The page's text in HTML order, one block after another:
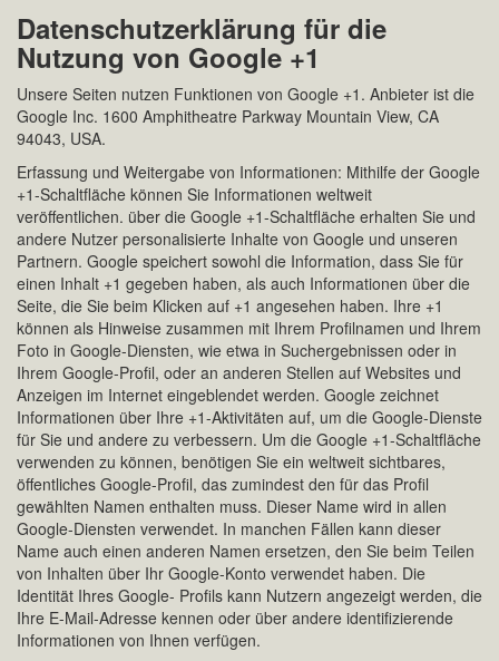
Datenschutzerklärung für die
Nutzung von Google +1
Unsere Seiten nutzen Funktionen von Google +1. Anbieter ist die
Google Inc. 1600 Amphitheatre Parkway Mountain View, CA
94043, USA.
Erfassung und Weitergabe von Informationen: Mithilfe der Google
+1-Schaltfläche können Sie Informationen weltweit
veröffentlichen. über die Google +1-Schaltfläche erhalten Sie und
andere Nutzer personalisierte Inhalte von Google und unseren
Partnern. Google speichert sowohl die Information, dass Sie für
einen Inhalt +1 gegeben haben, als auch Informationen über die
Seite, die Sie beim Klicken auf +1 angesehen haben. Ihre +1
können als Hinweise zusammen mit Ihrem Profilnamen und Ihrem
Foto in Google-Diensten, wie etwa in Suchergebnissen oder in
Ihrem Google-Profil, oder an anderen Stellen auf Websites und
Anzeigen im Internet eingeblendet werden. Google zeichnet
Informationen über Ihre +1-Aktivitäten auf, um die Google-Dienste
für Sie und andere zu verbessern. Um die Google +1-Schaltfläche
verwenden zu können, benötigen Sie ein weltweit sichtbares,
öffentliches Google-Profil, das zumindest den für das Profil
gewählten Namen enthalten muss. Dieser Name wird in allen
Google-Diensten verwendet. In manchen Fällen kann dieser
Name auch einen anderen Namen ersetzen, den Sie beim Teilen
von Inhalten über Ihr Google-Konto verwendet haben. Die
Identität Ihres Google- Profils kann Nutzern angezeigt werden, die
Ihre E-Mail-Adresse kennen oder über andere identifizierende
Informationen von Ihnen verfügen.